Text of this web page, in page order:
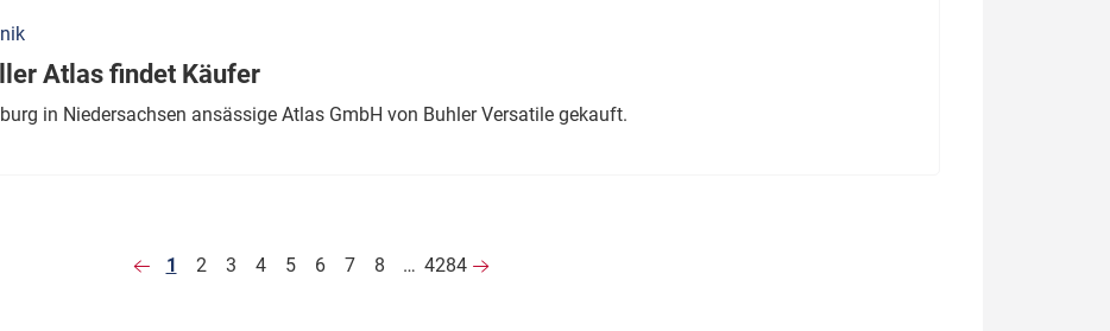
Atlas findet Käufer
in Niedersachsen ansässige Atlas GmbH von Buhler Versatile gekauft.
1 2 3 4 5 6 7 8 … 4284